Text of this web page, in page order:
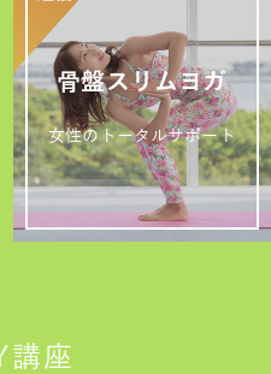
骨盤スリムヨガ
女性のトータルサポート
講座